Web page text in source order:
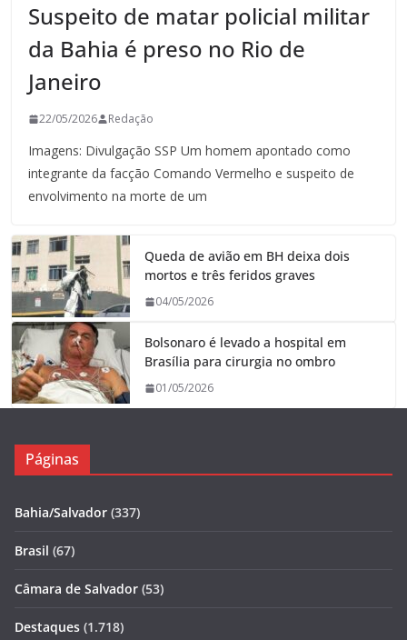
Suspeito de matar policial militar
da Bahia é preso no Rio de
Janeiro
22/05/2026 Redação
Imagens: Divulgação SSP Um homem apontado como
integrante da facção Comando Vermelho e suspeito de
envolvimento na morte de um
Queda de avião em BH deixa dois
mortos e três feridos graves
04/05/2026
Bolsonaro é levado a hospital em
Brasília para cirurgia no ombro
01/05/2026
Páginas
Bahia/Salvador (337)
Brasil (67)
Câmara de Salvador (53)
Destaques (1.718)